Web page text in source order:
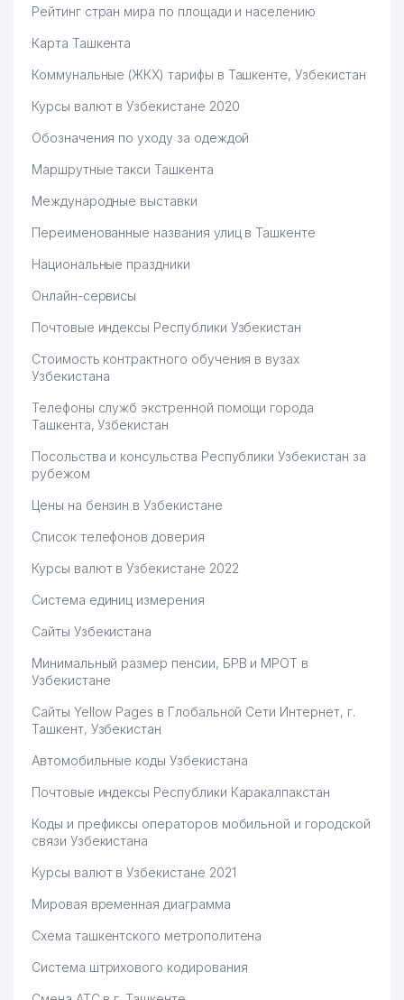
Рейтинг стран мира по площади и населению
Карта Ташкента
Коммунальные (ЖКХ) тарифы в Ташкенте, Узбекистан
Курсы валют в Узбекистане 2020
Обозначения по уходу за одеждой
Маршрутные такси Ташкента
Международные выставки
Переименованные названия улиц в Ташкенте
Национальные праздники
Онлайн-сервисы
Почтовые индексы Республики Узбекистан
Стоимость контрактного обучения в вузах
Узбекистана
Телефоны служб экстренной помощи города
Ташкента, Узбекистан
Посольства и консульства Республики Узбекистан за
рубежом
Цены на бензин в Узбекистане
Список телефонов доверия
Курсы валют в Узбекистане 2022
Система единиц измерения
Сайты Узбекистана
Минимальный размер пенсии, БРВ и МРОТ в
Узбекистане
Сайты Yellow Pages в Глобальной Сети Интернет, г.
Ташкент, Узбекистан
Автомобильные коды Узбекистана
Почтовые индексы Республики Каракалпакстан
Коды и префиксы операторов мобильной и городской
связи Узбекистана
Курсы валют в Узбекистане 2021
Мировая временная диаграмма
Схема ташкентского метрополитена
Система штрихового кодирования